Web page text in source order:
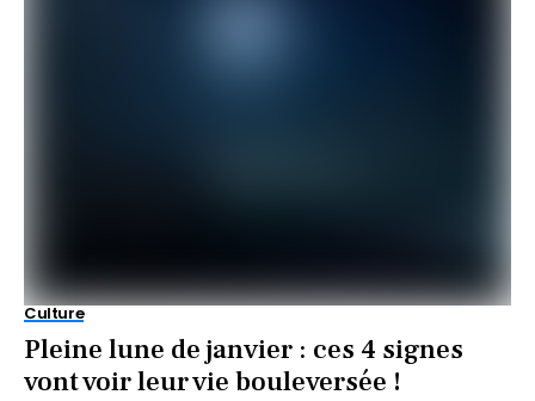
Culture
Pleine lune de janvier : ces 4 signes
vont voir leur vie bouleversée !